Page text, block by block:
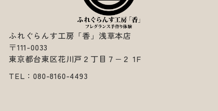
ふれぐらんす工房「香」浅草本店
〒111-0033
東京都台東区花川戸２丁目７−２ 1F
TEL：080-8160-4493